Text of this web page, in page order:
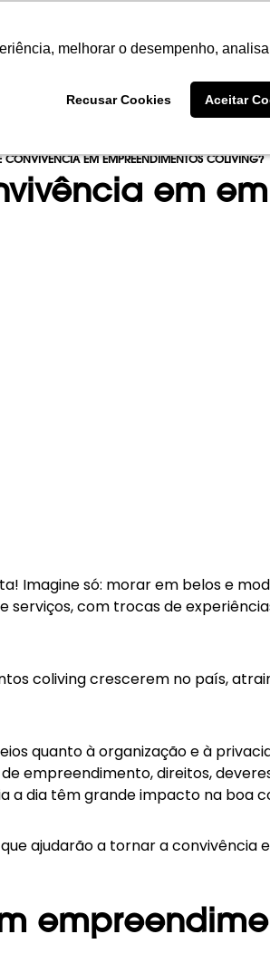
melhorar o desempenho,
Recusar Cookies Aceitar
melhorar o desempenho,
Recusar Cookies Aceitar
SOBRE PORTFÓLIO
CONVIVÊNCIA EM EMPREENDIMENTOS COLIVING?
em
Imagine só: morar em belos e
com trocas de
coliving crescerem no país,
quanto à organização e à
empreendimento, direitos,
a dia têm grande impacto na boa
ajudarão a tornar a convivência